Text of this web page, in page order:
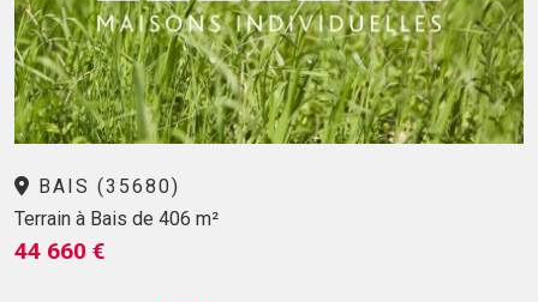
BAIS (35680)
Terrain à Bais de 406 m²
44 660 €